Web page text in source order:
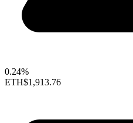
0.24%
ETH$1,913.76